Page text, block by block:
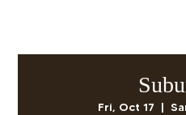
Fri, Oct 17
  |